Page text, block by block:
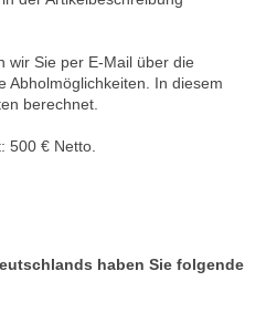
wir Sie per E-Mail über die
Abholmöglichkeiten. In diesem
berechnet.
500 € Netto.
haben Sie folgende